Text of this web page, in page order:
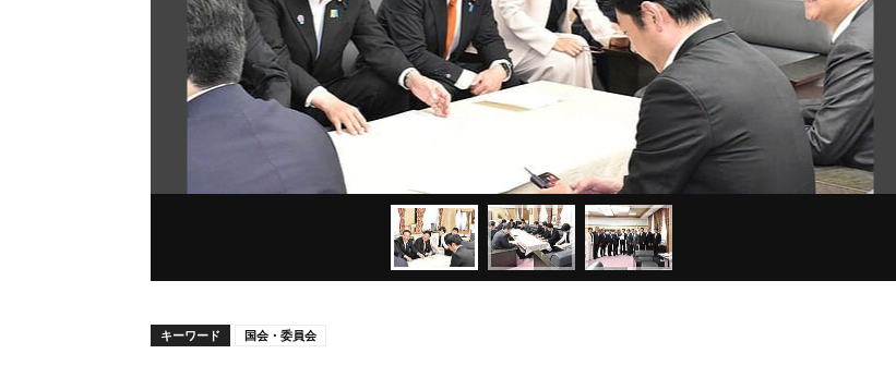
キーワード 国会・委員会